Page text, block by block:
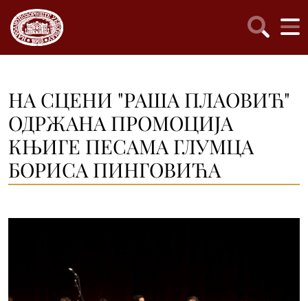
НА СЦЕНИ "РАША ПЛАОВИЋ"
ОДРЖАНА ПРОМОЦИЈА
КЊИГЕ ПЕСАМА ГЛУМЦА
БОРИСА ПИНГОВИЋА